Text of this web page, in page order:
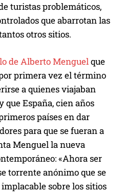
turistas problemáticos,
que abarrotan las
otros sitios.
de Alberto Menguelque
primera vez el término
a quienes viajaban
que España, cien años
países en dar
para que se fueran a
Menguel la nueva
«Ahora ser
torrente anónimo que se
sobre los sitios